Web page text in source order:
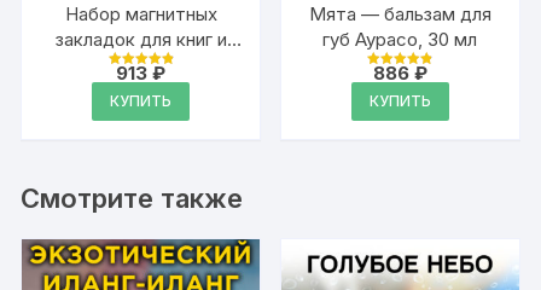
Набор магнитных
закладок для книг и
учебников, 9 штук
Оценка
из 5
913₽
КУПИТЬ
Мята — бальзам для
губ Аурасо, 30 мл
Оценка
из 5
886 ₽
КУПИТЬ
Смотрите также